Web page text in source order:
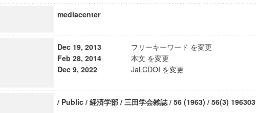
mediacenter
Dec 19, 2013
フリーキーワード を変更
Feb 28, 2014
本文 を変更
Dec 9, 2022
JaLCDOI を変更
/ Public / 経済学部 / 三田学会雑誌 / 56 (1963) / 56(3) 196303